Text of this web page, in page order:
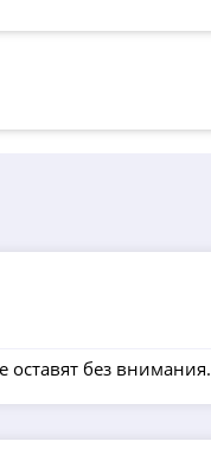
без внимания.